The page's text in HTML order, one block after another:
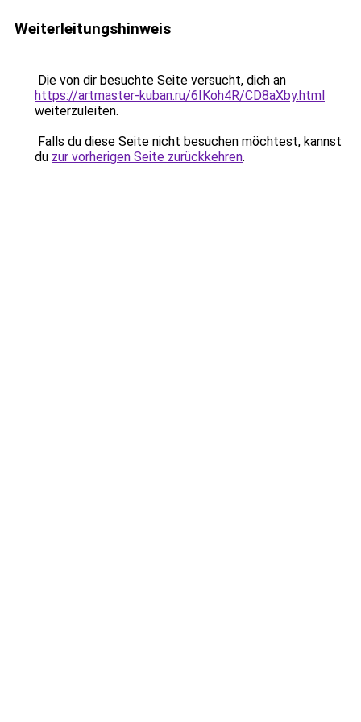
Weiterleitungshinweis
Die von dir besuchte Seite versucht, dich an
https://artmaster-kuban.ru/6IKoh4R/CD8aXby.html
weiterzuleiten.
Falls du diese Seite nicht besuchen möchtest, kannst
du zur vorherigen Seite zurückkehren.